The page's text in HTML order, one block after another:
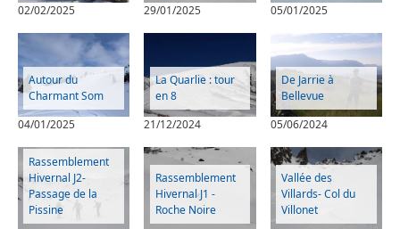
02/02/2025
29/01/2025
05/01/2025
Autour du
Charmant Som
04/01/2025
La Quarlie : tour
en 8
21/12/2024
De Jarrie à
Bellevue
05/06/2024
Rassemblement
Hivernal J2-
Passage de la
Pissine
Rassemblement
Hivernal J1 -
Roche Noire
Vallée des
Villards- Col du
Villonet